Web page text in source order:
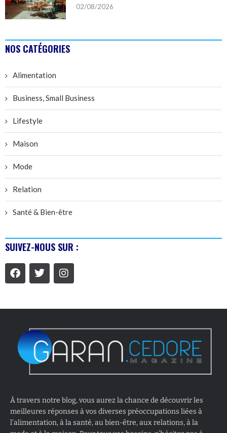
02/08/2026
NOS CATÉGORIES
Alimentation
Business, Small Business
Lifestyle
Maison
Mode
Relation
Santé & Bien-être
SUIVEZ-NOUS SUR :
À travers notre blog, vous aurez la chance de découvrir les
meilleures réponses à vos diverses préoccupations liées à
l’alimentation, à la santé, au bien-être, aux relations, à la